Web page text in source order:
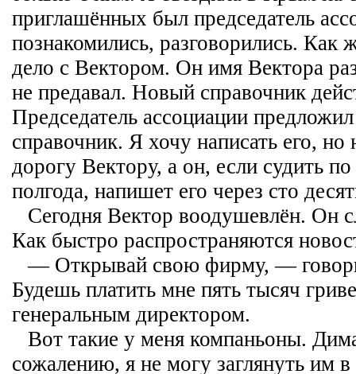
приглашённых был председатель
познакомились, разговорились. Как
дело с Вектором. Он имя Вектора
не предавал. Новый справочник
Председатель ассоциации
справочник. Я хочу написать его, но
дорогу Вектору, а он, если судить
полгода, напишет его через сто
Сегодня Вектор воодушевлён. Он
Как быстро распространяются
— Открывай свою фирму, —
Будешь платить мне пять тысяч
генеральным директором.
Вот такие у меня компаньоны.
сожалению, я не могу заглянуть им